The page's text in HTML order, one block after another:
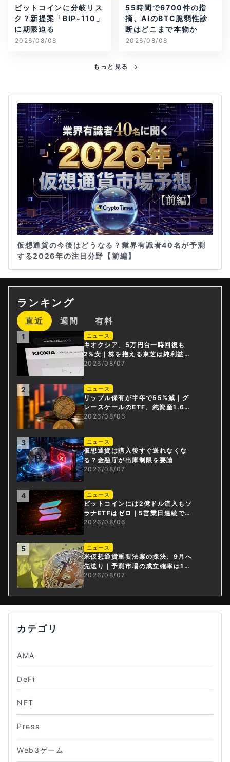
ビットコインに分岐リス
ク？新提案「BIP-110」
に期限迫る
2026/08/08
55時間で6700件の指
摘、AIのBTC脆弱性診
断はどこまで本物か
2026/08/08
もっと見る
仮想通貨の今後はどうなる？業界有識者40名が予測
する2026年の注目分野【前編】
ランキング
直近 週間 有料
1 ニュース
キオクシア、5万円台一時回復も
2%安｜株を抱える東芝は純利益3
0倍
2026/08/07
2 ニュース
リップル保有が半年で55%減｜グ
レースケールのETF、純資産1.6億
ドル減
2026/08/06
3 ニュース
仮想通貨は購入後すぐ送れなくな
る？金融庁が出庫制限を要請
2026/08/07
4 ニュース
ビットコインには2億ドル流入もソ
ラナETFはゼロ｜5営業日連続で停
止
2026/08/06
5 ニュース
米仮想通貨重要法案の採決、9月へ
先送り｜予測市場の成立確率は1
4%に
2026/08/07
カテゴリ
AMA
DeFi
NFT
Press
Web3ゲーム